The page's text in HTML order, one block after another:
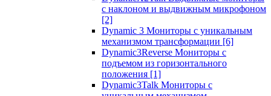
с наклоном и выдвижным микрофоном
[2]
Dynamic 3 Мониторы с уникальным
механизмом трансформации [6]
Dynamic3Reverse Мониторы с
подъемом из горизонтального
положения [1]
Dynamic3Talk Мониторы с